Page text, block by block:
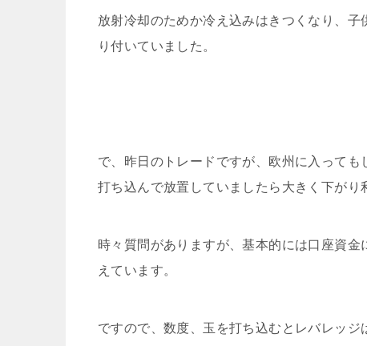
放射冷却のためか冷え込みはきつくなり、
り付いていました。
で、昨日のトレードですが、欧州に入って
打ち込んで放置していましたら大きく下がり
時々質問がありますが、基本的には口座資
えています。
ですので、数度、玉を打ち込むとレバレッ